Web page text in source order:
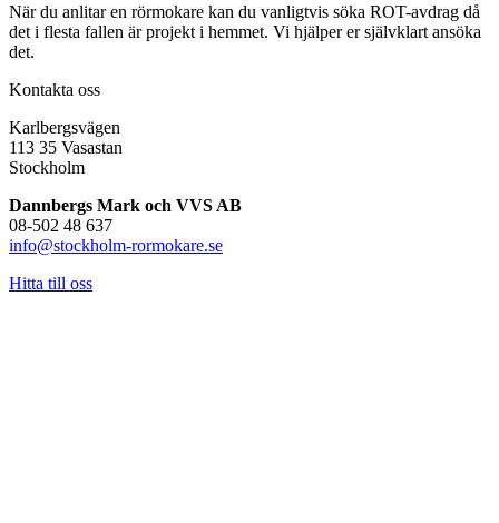
När du anlitar en rörmokare kan du vanligtvis söka ROT-avdrag då
det i flesta fallen är projekt i hemmet. Vi hjälper er självklart ansöka
det.
Kontakta oss
Karlbergsvägen
113 35 Vasastan
Stockholm
Dannbergs Mark och VVS AB
08-502 48 637
info@stockholm-rormokare.se
Hitta till oss